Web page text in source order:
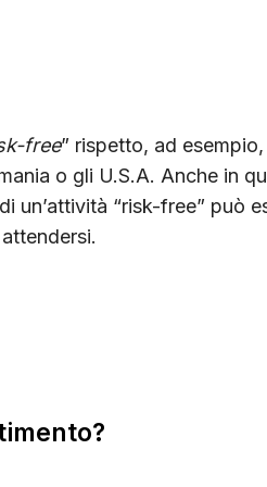
free” rispetto, ad
o gli U.S.A. Anche in
un’attività “risk-free” può